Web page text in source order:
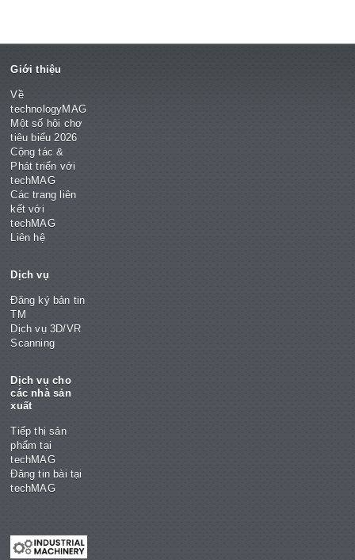
Giới thiệu
Về
technologyMAG
Một số hội chợ
tiêu biểu 2026
Cộng tác &
Phát triển với
techMAG
Các trang liên
kết với
techMAG
Liên hệ
Dịch vụ
Đăng ký bản tin
TM
Dịch vụ 3D/VR
Scanning
Dịch vụ cho
các nhà sản
xuất
Tiếp thị sản
phẩm tại
techMAG
Đăng tin bài tại
techMAG